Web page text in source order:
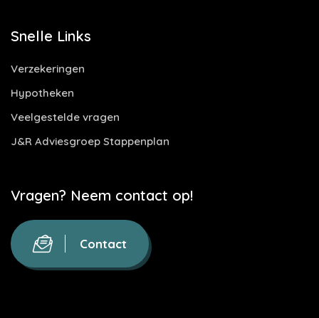
Snelle Links
Verzekeringen
Hypotheken
Veelgestelde vragen
J&R Adviesgroep Stappenplan
Vragen? Neem contact op!
Contact